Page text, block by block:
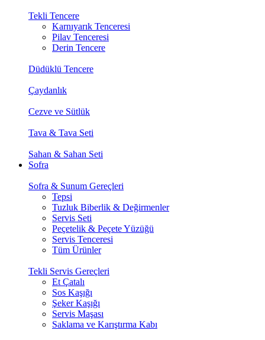
Tekli Tencere
Karnıyarık Tenceresi
Pilav Tenceresi
Derin Tencere
Düdüklü Tencere
Çaydanlık
Cezve ve Sütlük
Tava & Tava Seti
Sahan & Sahan Seti
Sofra
Sofra & Sunum Gereçleri
Tepsi
Tuzluk Biberlik & Değirmenler
Servis Seti
Peçetelik & Peçete Yüzüğü
Servis Tenceresi
Tüm Ürünler
Tekli Servis Gereçleri
Et Çatalı
Sos Kaşığı
Şeker Kaşığı
Servis Maşası
Saklama ve Karıştırma Kabı